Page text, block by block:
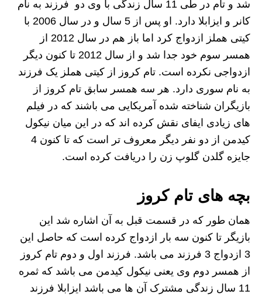
شد و تام در طی 11 سال زندگی با وی دو فرزند به نام
کانر و ایزابلا دارد. او پس از 5 سال و در سال 2006 با
کیتی هملز ازدواج کرد اما باز هم در سال 2012 از
همسر سوم خود جدا شد و از سال 2012 تا کنون دیگر
ازدواجی نکرده است. تام کروز از کیتی هملز یک فرزند
به نام سوری دارد. هر سه همسر سابق تام کروز از
بازیگران شناخته شده آمریکایی می باشند که در فیلم
های زیادی ایفای نقش کرده اند که در این میان نیکول
کیدمن از دو نفر دیگر معروف تر است که تا کنون 4
جایزه گلدن گلوپ زن را دریافت کرده است.
بچه های تام کروز
همان طور که در قسمت قبل به آن اشاره شد این
بازیگر تا کنون سه بار ازدواج کرده است که حاصل این
3 ازدواج 3 فرزند می باشد. فرزند اول و دوم تام کروز
از همسر دوم وی یعنی نیکول کیدمن می باشد که ثمره
11 سال زندگی مشترک آن ها می باشد ایزابلا فرزند